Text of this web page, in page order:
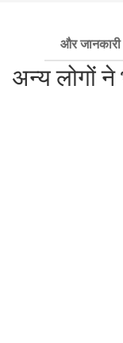
और जानकारी
अन्य लोगों ने